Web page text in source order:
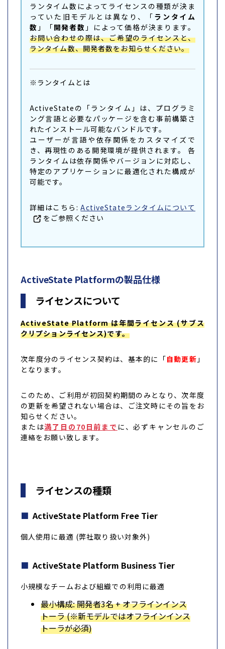
ランタイム数によってライセンスの種類が決ま
っていた旧モデルとは異なり、「 ランタイム
数 」「開発者数 」によって価格が決まります。
お問い合わせの際は、ご希望のライセンスと、
ランタイム数、開発者数をお知らせください。
※ランタイムとは
ActiveStateの「ランタイム」は、プログラミ
ング言語と必要なパッケージを含む事前構築さ
れたインストール可能なバンドルです。
ユーザーが言語や依存関係をカスタマイズで
き、再現性のある開発環境が提供されます。 各
ランタイムは依存関係やバージョンに対応し、
特定のアプリケーションに最適化された構成が
可能です。
詳細はこちら:ActiveStateランタイムについて
をご参照ください
ActiveState Platformの製品仕様
ライセンスについて
ActiveState Platform は年間ライセンス (サブス
クリプションライセンス)です。
次年度分のライセンス契約は、基本的に「自動更新 」
となります。
このため、ご利用が初回契約期間のみとなり、次年度
の更新を希望されない場合は、ご注文時にその旨をお
知らせください。
または満了日の70日前まで に、必ずキャンセルのご
連絡をお願い致します。
ライセンスの種類
ActiveState Platform Free Tier
個人使用に最適 (弊社取り扱い対象外)
ActiveState Platform Business Tier
小規模なチームおよび組織での利用に最適
最小構成: 開発者3名 + オフラインインス
トーラ (※新モデルではオフラインインス
トーラが必須)